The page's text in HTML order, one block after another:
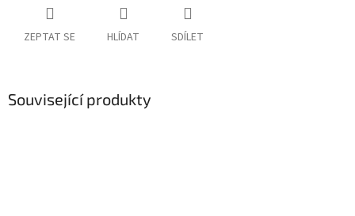
ZEPTAT SE HLÍDAT SDÍLET
Související produkty